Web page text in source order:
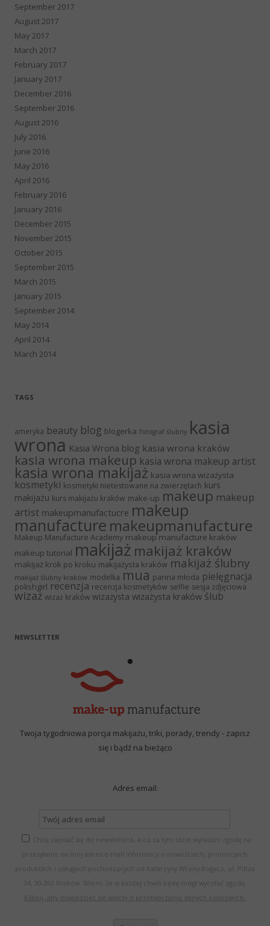
September 2017
August 2017
May 2017
March 2017
February 2017
January 2017
December 2016
September 2016
August 2016
July 2016
June 2016
May 2016
April 2016
February 2016
January 2016
December 2015
November 2015
October 2015
September 2015
March 2015
January 2015
September 2014
May 2014
April 2014
March 2014
TAGS
ameryka beauty blog blogerka fotograf ślubny kasia
wrona Kasia Wrona blog kasia wrona kraków
kasia wrona makeup kasia wrona makeup artist
kasia wrona makijaż kasia wrona wizażysta
kosmetyki kosmetyki nietestowane na zwierzętach kurs
makijażu kurs makijażu kraków make-up makeup makeup
artist makeupmanufactucre makeup
manufacture makeupmanufacture
Makeup Manufacture Academy makeup manufacture kraków
makeup tutorial makijaż makijaż kraków
makijaż krok po kroku makijażysta kraków makijaż ślubny
makijaż ślubny kraków modelka mua panna młoda pielęgnacja
polishgirl recenzja recenzja kosmetyków selfie sesja zdjęciowa
wizaż wizaż kraków wizażysta wizażysta kraków ślub
NEWSLETTER
Twoja tygodniowa porcja makijażu, triki, porady, trendy - zapisz
się i bądź na bieżąco
Adres email:
Chcę zapisać się do newslettera, a co za tym idzie wyrażam zgodę na
przesyłanie na mój adres e-mail informacji o nowościach, promocjach,
produktach i usługach pochodzących od Katarzyny Wrony-Bogacz, ul. Piltza
34, 30-392 Kraków. Wiem, że w każdej chwili będę mógł wycofać zgodę.
Kliknij, aby dowiedzieć się więcej o przetwarzaniu danych osobowych.